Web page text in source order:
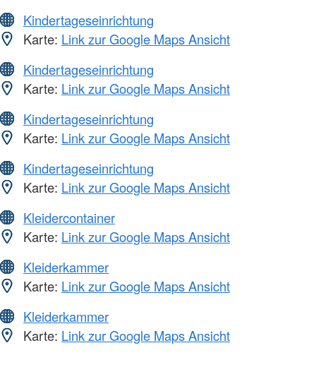
Kindertageseinrichtung
Karte: Link zur Google Maps Ansicht
Kindertageseinrichtung
Karte: Link zur Google Maps Ansicht
Kindertageseinrichtung
Karte: Link zur Google Maps Ansicht
Kindertageseinrichtung
Karte: Link zur Google Maps Ansicht
Kleidercontainer
Karte: Link zur Google Maps Ansicht
Kleiderkammer
Karte: Link zur Google Maps Ansicht
Kleiderkammer
Karte: Link zur Google Maps Ansicht